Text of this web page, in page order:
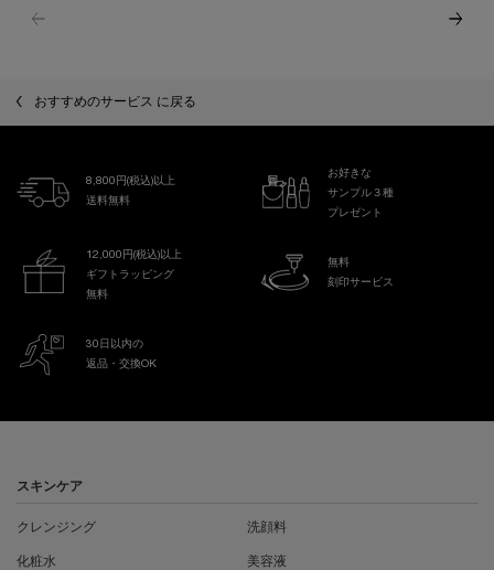
おすすめのサービス に戻る
8,800円(税込)以上
送料無料
お好きな
サンプル３種
プレゼント
12,000円(税込)以上
ギフトラッピング
無料
無料
刻印サービス
30日以内の
返品・交換OK
スキンケア
クレンジング 洗顔料
化粧水 美容液